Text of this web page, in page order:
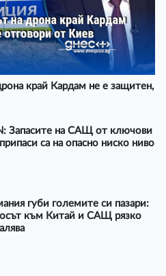
край Кардам не е защитен,
Запасите на САЩ от ключови
са на опасно ниско ниво
губи големите си пазари:
към Китай и САЩ рязко